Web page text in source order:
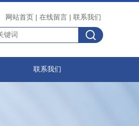
网站首页 | 在线留言 | 联系我们
联系我们